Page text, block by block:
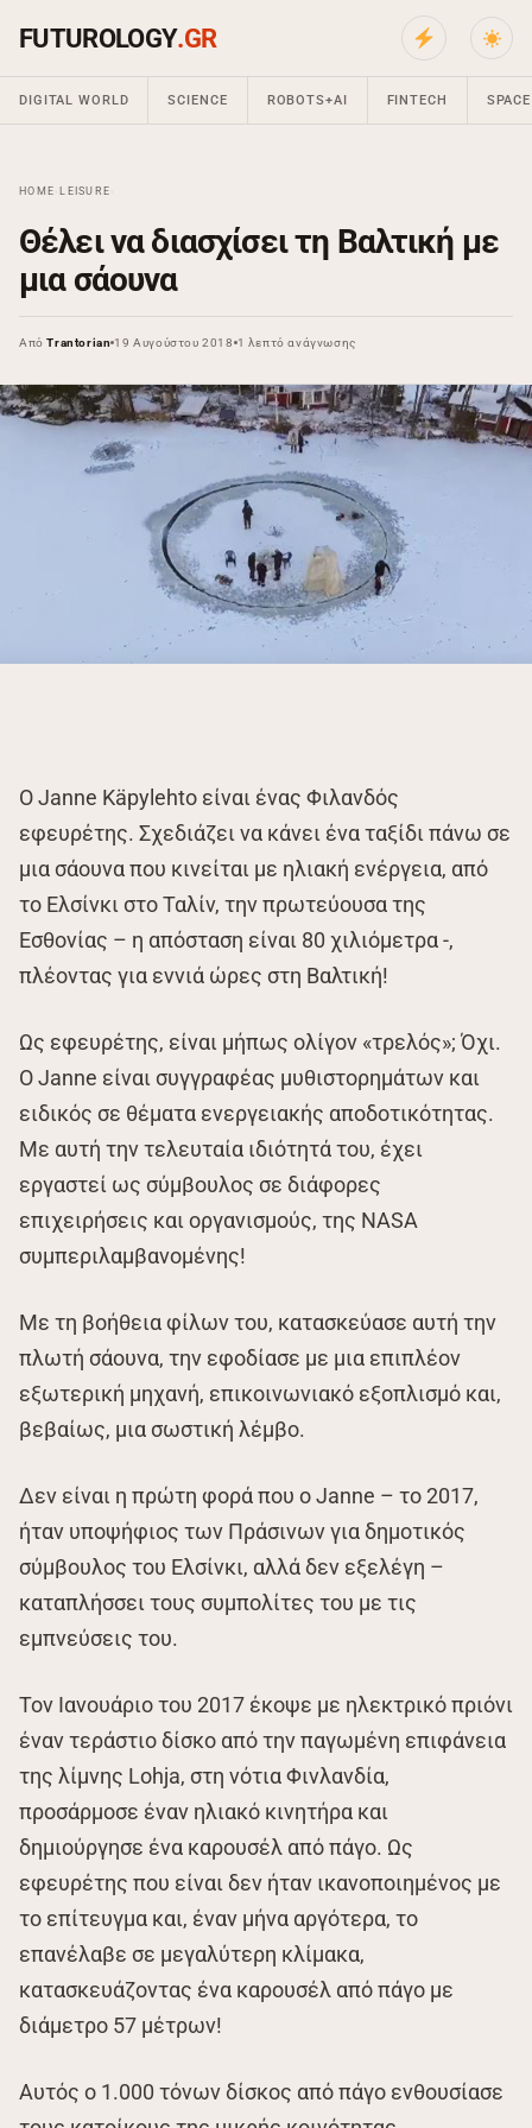
FUTUROLOGY.GR
DIGITAL WORLD SCIENCE ROBOTS+AI FINTECH SPACE
HOME LEISURE
Θέλει να διασχίσει τη Βαλτική με
μια σάουνα
ΑπόTrantorian 19 Αυγούστου 2018 1 λεπτό ανάγνωσης
Ο Janne Käpylehto είναι ένας Φιλανδός
εφευρέτης. Σχεδιάζει να κάνει ένα ταξίδι πάνω σε
μια σάουνα που κινείται με ηλιακή ενέργεια, από
το Ελσίνκι στο Ταλίν, την πρωτεύουσα της
Εσθονίας – η απόσταση είναι 80 χιλιόμετρα -,
πλέοντας για εννιά ώρες στη Βαλτική!
Ως εφευρέτης, είναι μήπως ολίγον «τρελός»; Όχι.
Ο Janne είναι συγγραφέας μυθιστορημάτων και
ειδικός σε θέματα ενεργειακής αποδοτικότητας.
Με αυτή την τελευταία ιδιότητά του, έχει
εργαστεί ως σύμβουλος σε διάφορες
επιχειρήσεις και οργανισμούς, της NASA
συμπεριλαμβανομένης!
Με τη βοήθεια φίλων του, κατασκεύασε αυτή την
πλωτή σάουνα, την εφοδίασε με μια επιπλέον
εξωτερική μηχανή, επικοινωνιακό εξοπλισμό και,
βεβαίως, μια σωστική λέμβο.
Δεν είναι η πρώτη φορά που ο Janne – το 2017,
ήταν υποψήφιος των Πράσινων για δημοτικός
σύμβουλος του Ελσίνκι, αλλά δεν εξελέγη –
καταπλήσσει τους συμπολίτες του με τις
εμπνεύσεις του.
Τον Ιανουάριο του 2017 έκοψε με ηλεκτρικό πριόνι
έναν τεράστιο δίσκο από την παγωμένη επιφάνεια
της λίμνης Lohja, στη νότια Φινλανδία,
προσάρμοσε έναν ηλιακό κινητήρα και
δημιούργησε ένα καρουσέλ από πάγο. Ως
εφευρέτης που είναι δεν ήταν ικανοποιημένος με
το επίτευγμα και, έναν μήνα αργότερα, το
επανέλαβε σε μεγαλύτερη κλίμακα,
κατασκευάζοντας ένα καρουσέλ από πάγο με
διάμετρο 57 μέτρων!
Αυτός ο 1.000 τόνων δίσκος από πάγο ενθουσίασε